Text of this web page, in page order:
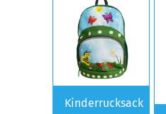
Kinderrucksack